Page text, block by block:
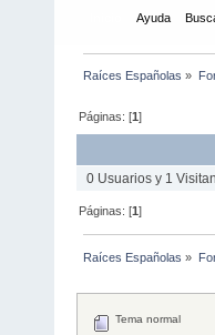
Ayuda
Raíces Españolas »
Páginas: [1]
0 Usuarios y 1
Páginas: [1]
Raíces Españolas »
Tema normal